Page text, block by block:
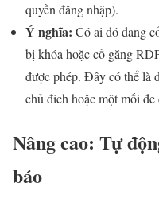
quyền đăng nhập).
Ý nghĩa: Có ai đó đang
bị khóa hoặc cố gắng
được phép. Đây có thể là
chủ đích hoặc một mối đe
Nâng cao: Tự
báo